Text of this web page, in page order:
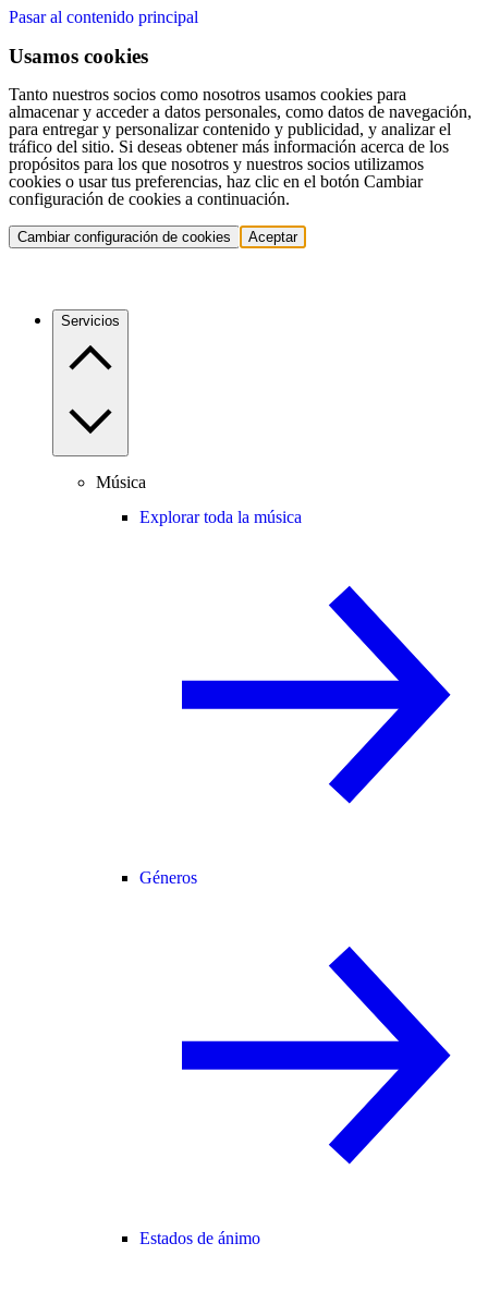
Pasar al contenido principal
Usamos cookies
Tanto nuestros socios como nosotros usamos cookies para
almacenar y acceder a datos personales, como datos de navegación,
para entregar y personalizar contenido y publicidad, y analizar el
tráfico del sitio. Si deseas obtener más información acerca de los
propósitos para los que nosotros y nuestros socios utilizamos
cookies o usar tus preferencias, haz clic en el botón Cambiar
configuración de cookies a continuación.
Cambiar configuración de cookies Aceptar
Servicios
Música
Explorar toda la música
Géneros
Estados de ánimo